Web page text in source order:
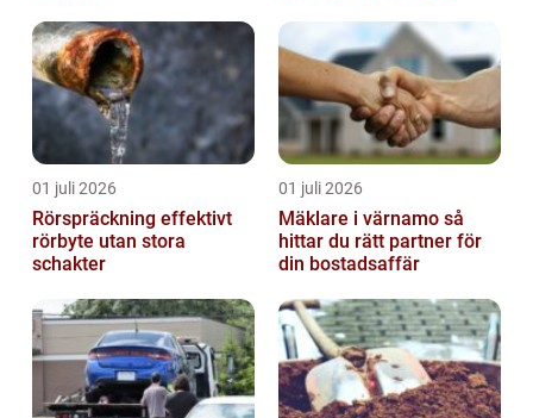
01 juli 2026
Rörspräckning effektivt
rörbyte utan stora
schakter
01 juli 2026
Mäklare i värnamo så
hittar du rätt partner för
din bostadsaffär